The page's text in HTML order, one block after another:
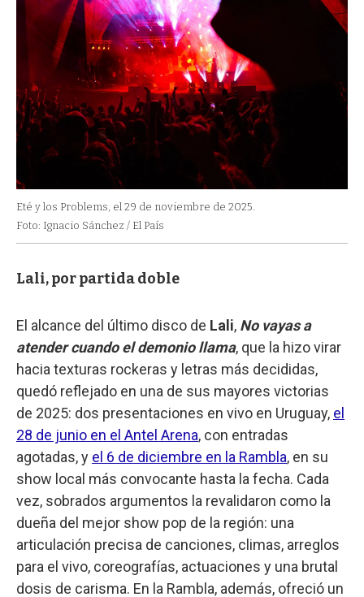
Eté y los Problems, el 29 de noviembre de 2025.
Foto: Ignacio Sánchez / El País
Lali, por partida doble
El alcance del último disco de Lali, No vayas a
atender cuando el demonio llama, que la hizo virar
hacia texturas rockeras y letras más decididas,
quedó reflejado en una de sus mayores victorias
de 2025: dos presentaciones en vivo en Uruguay, el
28 de junio en el Antel Arena, con entradas
agotadas, y el 6 de diciembre en la Rambla, en su
show local más convocante hasta la fecha. Cada
vez, sobrados argumentos la revalidaron como la
dueña del mejor show pop de la región: una
articulación precisa de canciones, climas, arreglos
para el vivo, coreografías, actuaciones y una brutal
dosis de carisma. En la Rambla, además, ofreció un